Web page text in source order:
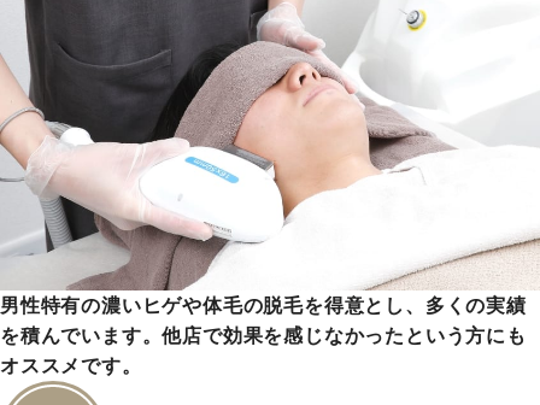
男性特有の濃いヒゲや体毛の脱毛を得意とし、多くの実績
を積んでいます。他店で効果を感じなかったという方にも
オススメです。